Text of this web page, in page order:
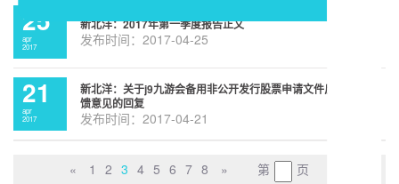
25
apr
2017
新北洋：2017年第一季度报告正文
发布时间：2017-04-25
21
apr
2017
新北洋：关于j9九游会备用非公开发行股票申请文件反
馈意见的回复
发布时间：2017-04-21
« 1 2 3 4 5 6 7 8 » 第 页